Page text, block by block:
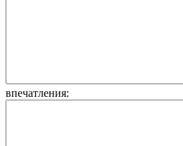
впечатления: